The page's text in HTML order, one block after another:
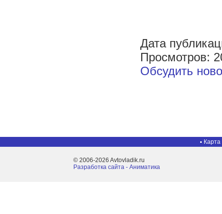
Дата
Просмотров:
Обсудить
Карта
© 2006-2026 Avtovladik.ru
Разработка сайта - Aниматика